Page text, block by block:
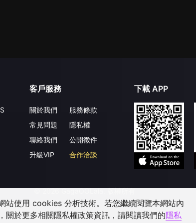
客戶服務
關於我們
常見問題
聯絡我們
升級VIP
服務條款
隱私權
公開徵件
合作洽談
下載 APP
©2026 GagaOOLala.版權所有
站使用 cookies 分析技術。若您繼續閱覽本網站內
於更多相關隱私權政策資訊，請閱讀我們的隱私